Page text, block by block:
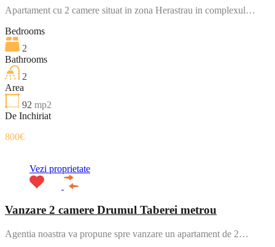
Apartament cu 2 camere situat in zona Herastrau in complexul…
Bedrooms
2
Bathrooms
2
Area
92 mp2
De Inchiriat
800€
Vezi proprietate
Vanzare 2 camere Drumul Taberei metrou
Agentia noastra va propune spre vanzare un apartament de 2…